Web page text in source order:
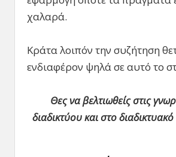
χαλαρά.
Κράτα λοιπόν την συζήτηση
ενδιαφέρον ψηλά σε αυτό το
Θες να βελτιωθείς στις
διαδικτύου και στο